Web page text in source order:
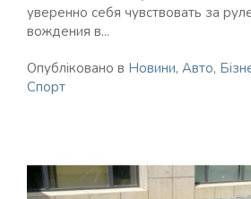
уверенно себя чувствовать за
вождения в...
Опубліковано в Новини, Авто,
Спорт